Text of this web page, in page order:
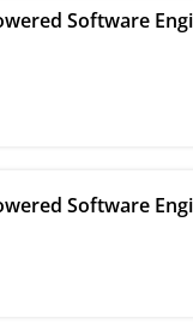
Software
Software